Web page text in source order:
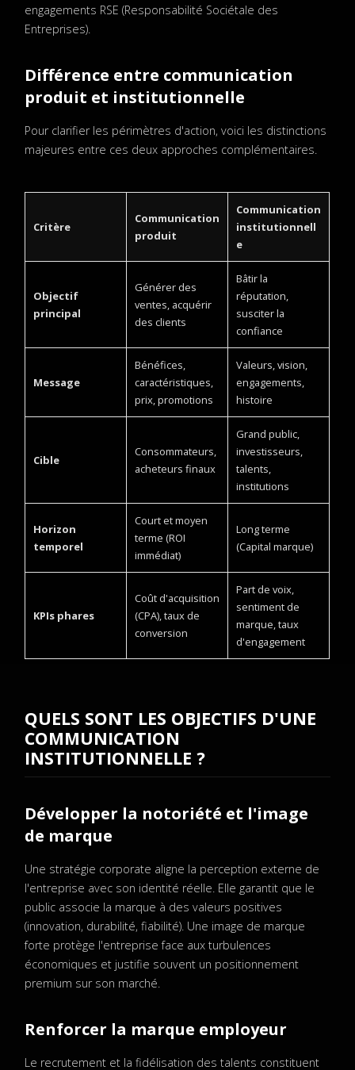
engagements RSE (Responsabilité Sociétale des
Entreprises).
Différence entre communication
produit et institutionnelle
Pour clarifier les périmètres d'action, voici les distinctions
majeures entre ces deux approches complémentaires.
Critère
Communication
produit
Communication
institutionnell
e
Objectif
principal
Générer des
ventes, acquérir
des clients
Bâtir la
réputation,
susciter la
confiance
Message
Bénéfices,
caractéristiques,
prix, promotions
Valeurs, vision,
engagements,
histoire
Cible
Consommateurs,
acheteurs finaux
Grand public,
investisseurs,
talents,
institutions
Horizon
temporel
Court et moyen
terme (ROI
immédiat)
Long terme
(Capital marque)
KPIs phares
Coût d'acquisition
(CPA), taux de
conversion
Part de voix,
sentiment de
marque, taux
d'engagement
QUELS SONT LES OBJECTIFS D'UNE
COMMUNICATION
INSTITUTIONNELLE ?
Développer la notoriété et l'image
de marque
Une stratégie corporate aligne la perception externe de
l'entreprise avec son identité réelle. Elle garantit que le
public associe la marque à des valeurs positives
(innovation, durabilité, fiabilité). Une image de marque
forte protège l'entreprise face aux turbulences
économiques et justifie souvent un positionnement
premium sur son marché.
Renforcer la marque employeur
Le recrutement et la fidélisation des talents constituent